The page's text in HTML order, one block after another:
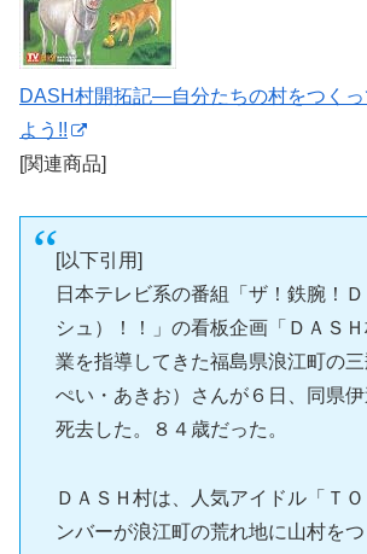
DASH村開拓記―自分たちの村をつく
よう!!
[関連商品]
[以下引用]
日本テレビ系の番組「ザ！鉄腕！
シュ）！！」の看板企画「ＤＡＳ
業を指導してきた福島県浪江町の
ぺい・あきお）さんが６日、同県
死去した。８４歳だった。
ＤＡＳＨ村は、人気アイドル「Ｔ
ンバーが浪江町の荒れ地に山村を